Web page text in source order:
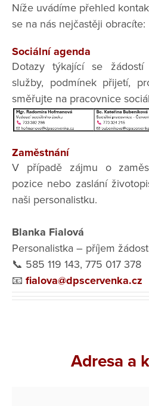
Níže uvádíme přehled
se na nás nejčastěji obracíte:
Sociální agenda
Dotazy týkající se
služby, podmínek přijetí,
směřujte na pracovnice
Zaměstnání
V případě zájmu o
pozice nebo zaslání
naši personalistku.
Blanka Fialová
Personalistka – příjem
📞 585 119 143, 775 017 378
📧 fialova@dpscervenka.cz
Adresa a